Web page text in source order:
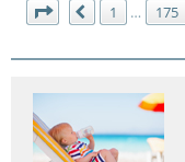
Страница 177 из180
Пред.
1 … 175